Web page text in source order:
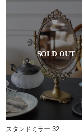
スタンドミラー.32